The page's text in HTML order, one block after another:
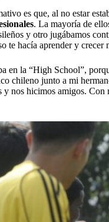
es que, al no estar
. La mayoría de
y otro jugábamos
te hacía aprender y
en la “High School”,
chileno junto a mi
y nos hicimos amigos.